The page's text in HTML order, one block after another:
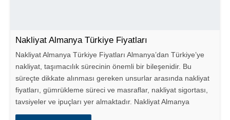
Nakliyat Almanya Türkiye Fiyatları
Nakliyat Almanya Türkiye Fiyatları Almanya’dan Türkiye’ye
nakliyat, taşımacılık sürecinin önemli bir bileşenidir. Bu
süreçte dikkate alınması gereken unsurlar arasında nakliyat
fiyatları, gümrükleme süreci ve masraflar, nakliyat sigortası,
tavsiyeler ve ipuçları yer almaktadır. Nakliyat Almanya
Türkiye...